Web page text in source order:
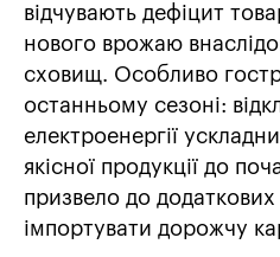
відчувають дефіцит
нового врожаю
сховищ. Особливо
останньому сезоні:
електроенергії
якісної продукції до
призвело до
імпортувати дорожчу